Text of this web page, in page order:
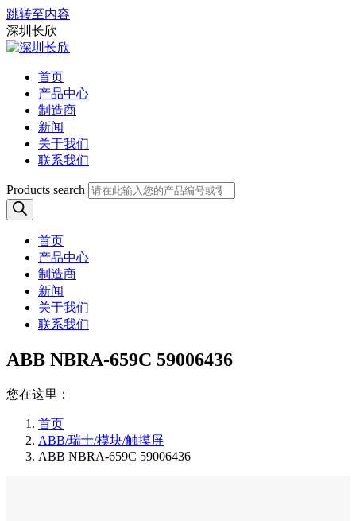
跳转至内容
深圳长欣
首页
产品中心
制造商
新闻
关于我们
联系我们
Products search
首页
产品中心
制造商
新闻
关于我们
联系我们
ABB NBRA-659C 59006436
您在这里：
首页
ABB/瑞士/模块/触摸屏
ABB NBRA-659C 59006436